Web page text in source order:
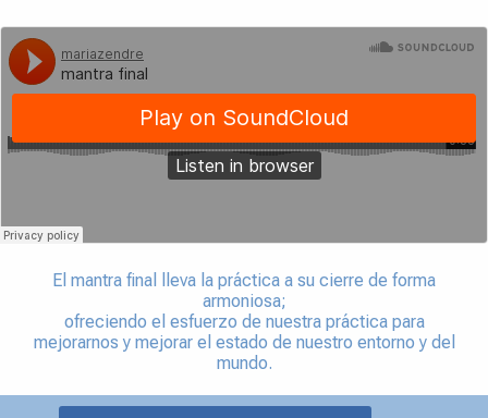
El mantra final lleva la práctica a su cierre de forma
armoniosa;
ofreciendo el esfuerzo de nuestra práctica para
mejorarnos y mejorar el estado de nuestro entorno y del
mundo.